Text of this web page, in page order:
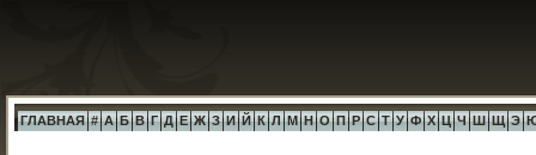
ГЛАВНАЯ # А Б В Г Д Е Ж З И Й К Л М Н О П Р С Т У Ф Х Ц Ч Ш Щ Э